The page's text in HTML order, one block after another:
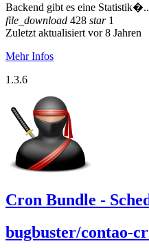
Backend gibt es eine
file_download 428 star1
Zuletzt aktualisiert vor 8 Jahren
Mehr Infos
1.3.6
Cron Bundle -
bugbuster/contao-